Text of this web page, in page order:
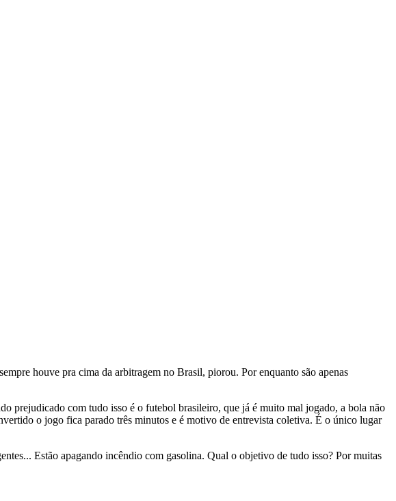
houve pra cima da arbitragem no Brasil, piorou. Por enquanto são apenas
prejudicado com tudo isso é o futebol brasileiro, que já é muito mal jogado, a bola não
o jogo fica parado três minutos e é motivo de entrevista coletiva. É o único lugar
Estão apagando incêndio com gasolina. Qual o objetivo de tudo isso? Por muitas